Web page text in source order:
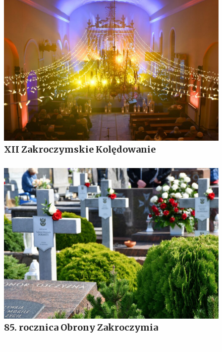
XII Zakroczymskie Kolędowanie
85. rocznica Obrony Zakroczymia